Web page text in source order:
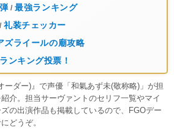
/ 最強ランキング
/ 礼装チェッカー
ズライールの廟攻略
ンキング投票！
ーダー)』で声優「和氣あず未(敬称略)」が担
介。担当サーヴァントのセリフ一覧やマイ
の出演作品も掲載しているので、FGOデー
どうぞ。